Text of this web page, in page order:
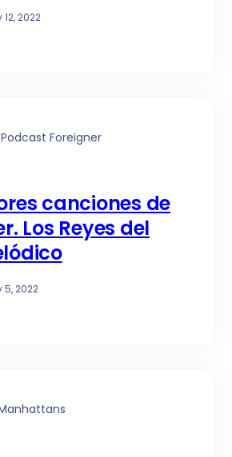
12, 2022
canciones de
Los Reyes del
5, 2022